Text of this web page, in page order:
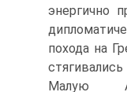
энергично
похода на
Малую